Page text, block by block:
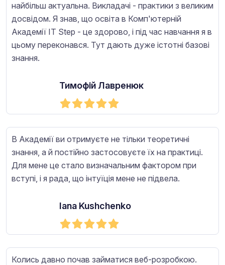
найбільш актуальна. Викладачі - практики з великим
досвідом. Я знав, що освіта в Комп'ютерній
Академії IT Step - це здорово, і під час навчання я в
цьому переконався. Тут дають дуже істотні базові
знання.
Тимофій Лавренюк
В Академії ви отримуєте не тільки теоретичні
знання, а й постійно застосовуєте їх на практиці.
Для мене це стало визначальним фактором при
вступі, і я рада, що інтуїція мене не підвела.
Iana Kushchenko
Колись давно почав займатися веб-розробкою.